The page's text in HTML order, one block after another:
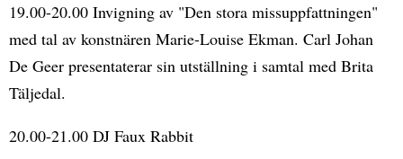
19.00-20.00 Invigning av "Den stora missuppfattningen"
med tal av konstnären Marie-Louise Ekman. Carl Johan
De Geer presentaterar sin utställning i samtal med Brita
Täljedal.
20.00-21.00 DJ Faux Rabbit